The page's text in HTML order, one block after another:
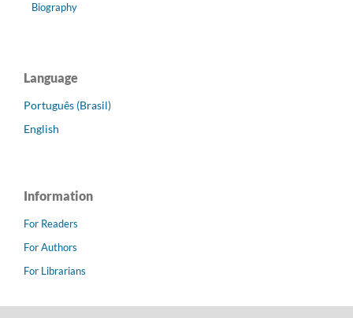
Biography
Language
Português (Brasil)
English
Information
For Readers
For Authors
For Librarians